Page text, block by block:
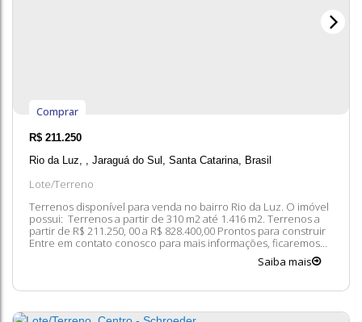
Lote/Terreno
R$ 211.250
Rio da Luz
Jaraguá do Sul Santa Catarina Brasil
Terrenos disponível para venda no bairro Rio da Luz. O imóvel
possui: Terrenos a partir de 310 m2 até 1.416 m2. Terrenos a
partir de R$ 211.250, 00 a R$ 828.400,00 Prontos para construir
Entre em contato conosco para mais informações, ficaremos
imóveis estão sujeitos a alteração sem aviso prévio.
Comprar
Saiba mais